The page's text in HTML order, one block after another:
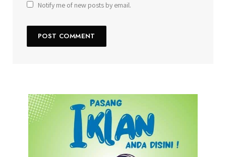
Notify me of new posts by email.